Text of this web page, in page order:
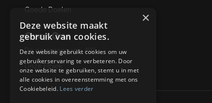
Goede Doelen
Over Ons
De oorsprong van AW
×
Deze website maakt
gebruik van cookies.
Deze website gebruikt cookies om uw
gebruikerservaring te verbeteren. Door
onze website te gebruiken, stemt u in met
alle cookies in overeenstemming met ons
Cookiebeleid. Lees verder